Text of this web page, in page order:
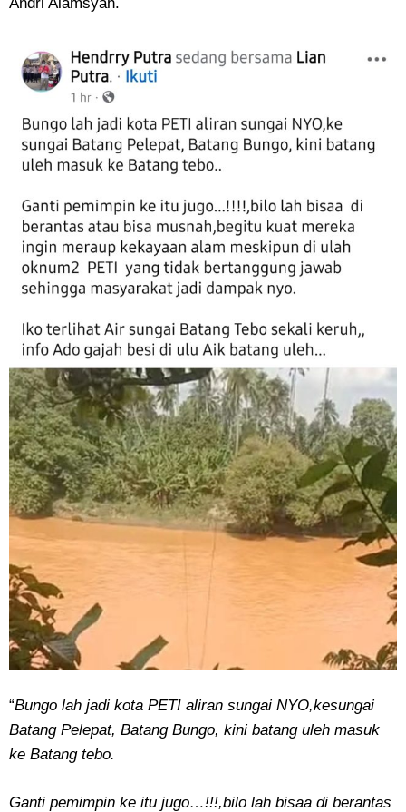
“Bungo lah jadi kota PETI aliran sungai NYO,kesungai
Batang Pelepat, Batang Bungo, kini batang uleh masuk
ke Batang tebo.
Ganti pemimpin ke itu jugo…!!!,bilo lah bisaa di berantas